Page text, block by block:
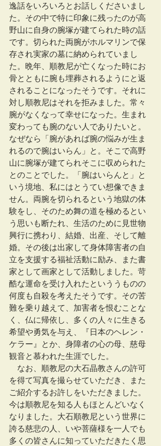
逸話をいろいろとお話しくださいまし
た。その中で特に印象に残ったのが高
野山に自身の腕塚が建てられた時の話
です。切られた両腕がホルマリンで保
存され実家の墓に納められていまし
た。晩年、順教尼が亡くなった時にお
骨とともに腕も埋葬されるようにと返
されることになったそうです。それに
対し順教尼はそれを拒みました。常々
腕がなくなって幸せになった。生まれ
変わっても腕のない人でありたいと。
なぜなら「腕があれば腕の悩みが生ま
れるので腕はいらん」と。そこで高野
山に腕塚が建てられそこに収められた
とのことでした。「腕はいらんと」と
いう境地、私にはとうてい想像できま
せん。両腕を切られるという地獄の体
験をし、そのため舞の道を極めるとい
う思いも断たれ、生活のために見世物
興行に携わり、結婚、出産、そして離
婚。その後は出家して身体障害者の自
立を支援する福祉活動に励み、また書
家として画家として活動しました。苛
酷な運命を受け入れたといううものの
何度も自殺を考えたそうです。その苦
難を乗り越えて、加害者を恨むことな
く、仏に帰依し、多くの人々に生きる
希望や勇気を与え、『日本のヘレン・
ケラー』とか、身障者の心の母、慈母
観音と慕われた生涯でした。
なお、順教尼の大石晶教さんの許可
を得て写真を撮らせていただき、また
ご紹介するお許しをいただきました。
今は順教尼を知る人もほとんどいなく
なりました。大石順教尼という世界に
誇る慈悲の人、いや菩薩様を一人でも
多くの皆さんに知っていただきたく思